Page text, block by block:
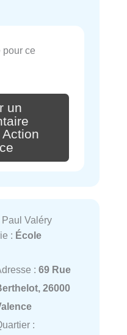
pour ce
un
Valéry
: École
: 69 Rue
26000
: